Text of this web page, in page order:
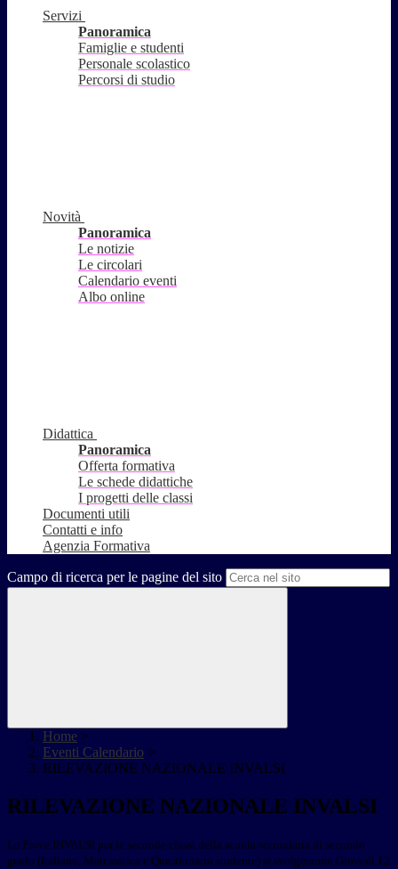
Servizi
Panoramica
Famiglie e studenti
Personale scolastico
Percorsi di studio
Novità
Panoramica
Le notizie
Le circolari
Calendario eventi
Albo online
Didattica
Panoramica
Offerta formativa
Le schede didattiche
I progetti delle classi
Documenti utili
Contatti e info
Agenzia Formativa
Campo di ricerca per le pagine del sito
Home >
Eventi Calendario >
RILEVAZIONE NAZIONALE INVALSI
RILEVAZIONE NAZIONALE INVALSI
Le Prove INVALSI per le seconde classi della scuola secondaria di secondo
grado (Italiano, Matematica e Questionario studente) si svolgeranno Giovedì 12